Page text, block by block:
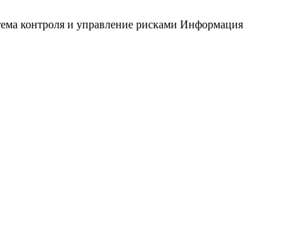
контроля и управление рисками Информация